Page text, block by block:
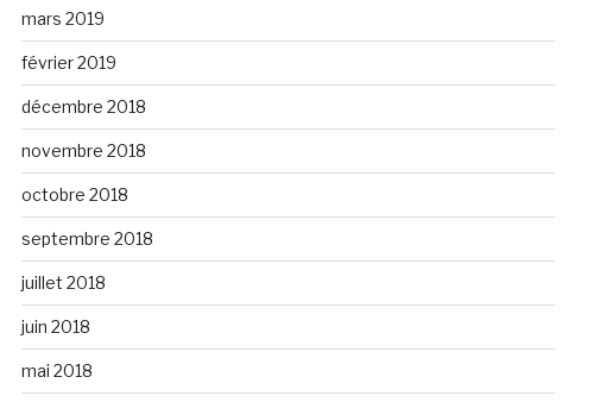
mars 2019
février 2019
décembre 2018
novembre 2018
octobre 2018
septembre 2018
juillet 2018
juin 2018
mai 2018